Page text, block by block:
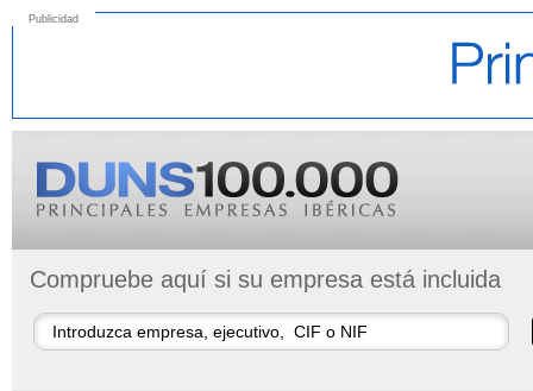
Publicidad
Compruebe aquí si su empresa está incluida